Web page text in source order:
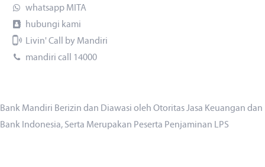
whatsapp MITA
hubungi kami
Livin' Call by Mandiri
mandiri call 14000
Bank Mandiri Berizin dan Diawasi oleh Otoritas Jasa Keuangan dan
Bank Indonesia, Serta Merupakan Peserta Penjaminan LPS